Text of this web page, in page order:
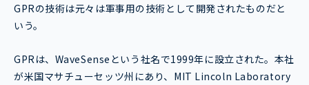
GPRの技術は元々は軍事用の技術として開発されたものだと
いう。
GPRは、WaveSenseという社名で1999年に設立された。本社
が米国マサチューセッツ州にあり、MIT Lincoln Laboratory